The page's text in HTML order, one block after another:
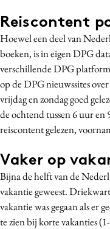
Reputatie & crisis
Reiscontent
Hoewel een deel van
boeken, is in eigen DPG
verschillende DPG
op de DPG nieuwssites
vrijdag en zondag goed
de ochtend tussen 6 uur
reiscontent gelezen,
Vaker op
Bijna de helft van de
vakantie geweest.
vakantie was gegaan als er
te zien bij korte vakanties